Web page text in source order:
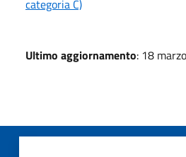
categoria C)
Ultimo aggiornamento: 18